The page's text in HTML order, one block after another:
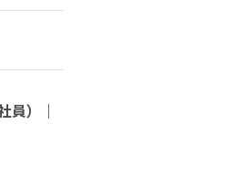
員）｜